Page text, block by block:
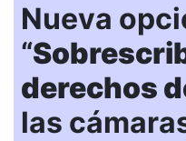
Nueva
“
derechos
las